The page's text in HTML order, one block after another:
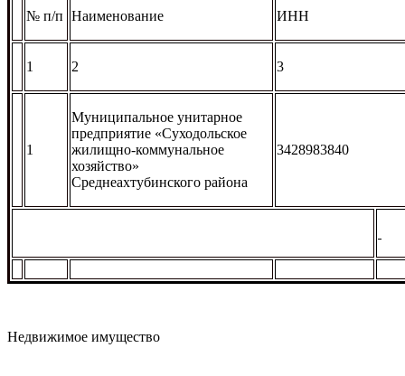
№ п/п Наименование ИНН
1 2 3
1
Муниципальное унитарное
предприятие «Суходольское
жилищно-коммунальное
хозяйство»
Среднеахтубинского района
3428983840
Недвижимое имущество